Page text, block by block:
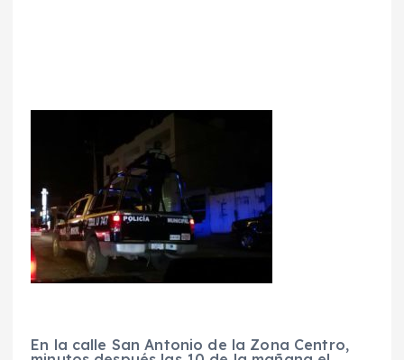
En la calle San Antonio de la Zona Centro,